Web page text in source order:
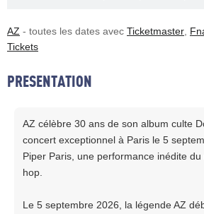
AZ - toutes les dates avec Ticketmaster
Tickets
PRESENTATION
AZ célèbre 30 ans de son album culte
concert exceptionnel à Paris le 5
Piper Paris, une performance inédite
hop.
Le 5 septembre 2026, la légende AZ